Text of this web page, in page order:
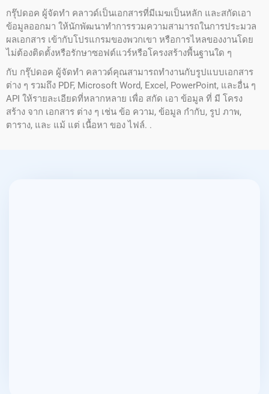
กรุ๊ปดอค ผู้จัดทํา คลาวด์เป็นเอกสารที่มีเมฆเป็นหลัก และสกัดเอา
ข้อมูลออกมา ให้นักพัฒนาทําการรวมความสามารถในการประมวล
ผลเอกสาร เข้ากับโปรแกรมของพวกเขา หรือการไหลของงานโดย
ไม่ต้องติดตั้งหรือรักษาซอฟต์แวร์หรือโครงสร้างพื้นฐานใด ๆ
กับ กรุ๊ปดอค ผู้จัดทํา คลาวด์คุณสามารถทํางานกับรูปแบบเอกสาร
ต่าง ๆ รวมถึง PDF, Microsoft Word, Excel, PowerPoint, และอื่น ๆ
API ให้รายละเอียดที่หลากหลาย เพื่อ สกัด เอา ข้อมูล ที่ มี โครง
สร้าง จาก เอกสาร ต่าง ๆ เช่น ข้อ ความ, ข้อมูล กํากับ, รูป ภาพ,
ตาราง, และ แม้ แต่ เนื้อหา ของ ไฟล์. .